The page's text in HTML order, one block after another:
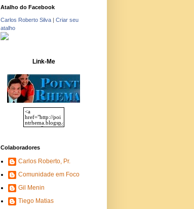
Atalho do Facebook
Carlos Roberto Silva | Criar seu
atalho
Link-Me
Colaboradores
Carlos Roberto, Pr.
Comunidade em Foco
Gil Menin
Tiego Matias